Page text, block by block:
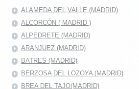
ALAMEDA DEL VALLE (MADRID)
ALCORCÓN ( MADRID )
ALPEDRETE (MADRID)
ARANJUEZ (MADRID)
BATRES (MADRID)
BERZOSA DEL LOZOYA (MADRID)
BREA DEL TAJO(MADRID)